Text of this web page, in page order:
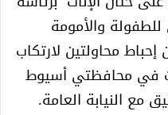
والأمومة
محاولتين لارتكاب
في محافظتي أسيوط
مع النيابة العامة.